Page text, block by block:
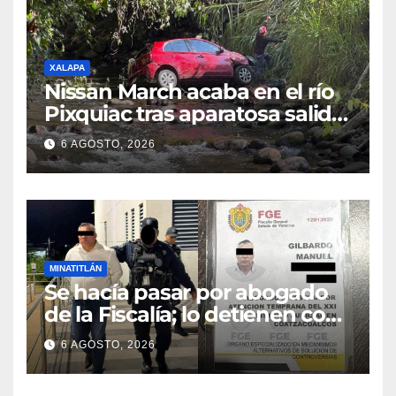
XALAPA
Nissan March acaba en el río
Pixquiac tras aparatosa salida
de camino en la carretera
Briones
6 AGOSTO, 2026
MINATITLÁN
Se hacía pasar por abogado
de la Fiscalía; lo detienen con
camioneta robada en
Minatitlán
6 AGOSTO, 2026